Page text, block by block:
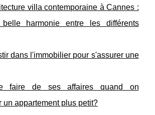
villa contemporaine à Cannes :
harmonie entre les différents
dans l'immobilier pour s'assurer une
faire de ses affaires quand on
un appartement plus petit?